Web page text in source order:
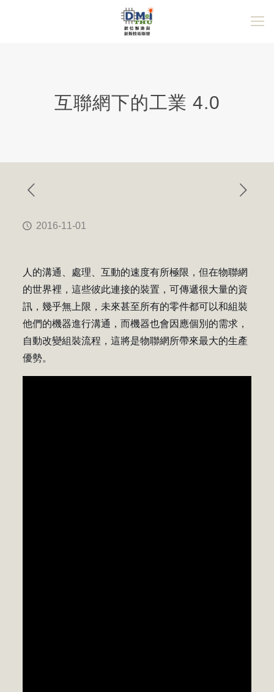
互聯網下的工業 4.0
2016-11-01
人的溝通、處理、互動的速度有所極限，但在物聯網
的世界裡，這些彼此連接的裝置，可傳遞很大量的資
訊，幾乎無上限，未來甚至所有的零件都可以和組裝
他們的機器進行溝通，而機器也會因應個別的需求，
自動改變組裝流程，這將是物聯網所帶來最大的生產
優勢。